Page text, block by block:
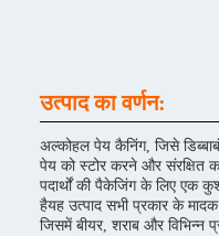
उत्पाद का वर्णन:
अल्कोहल पेय कैनिंग, जिसे
पेय को स्टोर करने और संरक्षित
पदार्थों की पैकेजिंग के लिए एक
हैयह उत्पाद सभी प्रकार के
जिसमें बीयर, शराब और विभिन्न